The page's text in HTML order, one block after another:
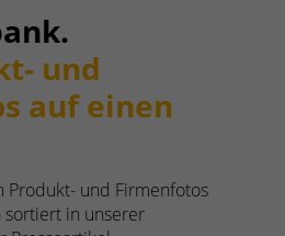
und
auf einen
Produkt- und Firmenfotos
sortiert in unserer